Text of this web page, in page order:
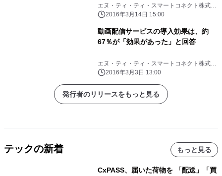
事例を公開！
エヌ・ティ・ティ・スマートコネクト株式会
社 2016年3月14日 15:00
動画配信サービスの導入効果は、約
67％が「効果があった」と回答
エヌ・ティ・ティ・スマートコネクト株式会
社 2016年3月3日 13:00
発行者のリリースをもっと見る
テックの新着 もっと見る
CxPASS、届いた荷物を 「配送」「買